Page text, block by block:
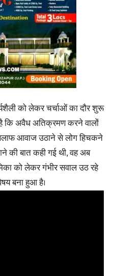
को लेकर चर्चाओं का दौर शुरू
है कि अवैध अतिक्रमण करने वालों
आवाज उठाने से लोग हिचकने
की बात कही गई थी, वह अब
को लेकर गंभीर सवाल उठ रहे
बना हुआ है।